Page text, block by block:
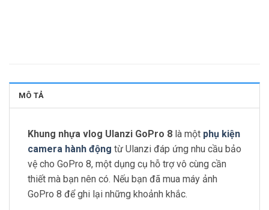
MÔ TẢ
Khung nhựa vlog Ulanzi GoPro 8 là một phụ kiện
camera hành động từ Ulanzi đáp ứng nhu cầu bảo
vệ cho GoPro 8, một dụng cụ hỗ trợ vô cùng cần
thiết mà bạn nên có. Nếu bạn đã mua máy ảnh
GoPro 8 để ghi lại những khoảnh khắc.